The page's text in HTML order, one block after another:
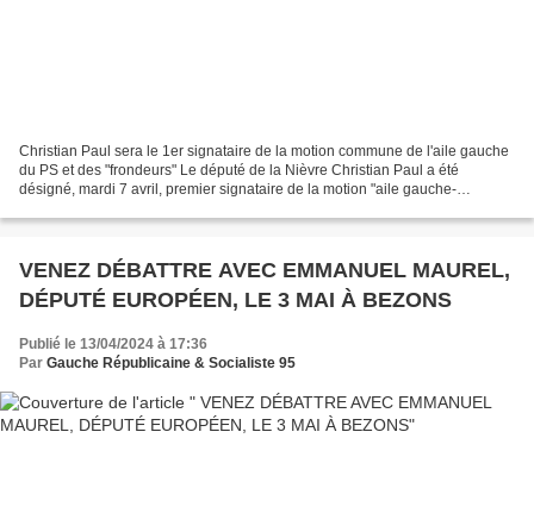
Christian Paul sera le 1er signataire de la motion commune de l'aile gauche
du PS et des "frondeurs" Le député de la Nièvre Christian Paul a été
désigné, mardi 7 avril, premier signataire de la motion "aile gauche-
VENEZ DÉBATTRE AVEC EMMANUEL MAUREL,
DÉPUTÉ EUROPÉEN, LE 3 MAI À BEZONS
Publié le 13/04/2024 à 17:36
Par Gauche Républicaine & Socialiste 95